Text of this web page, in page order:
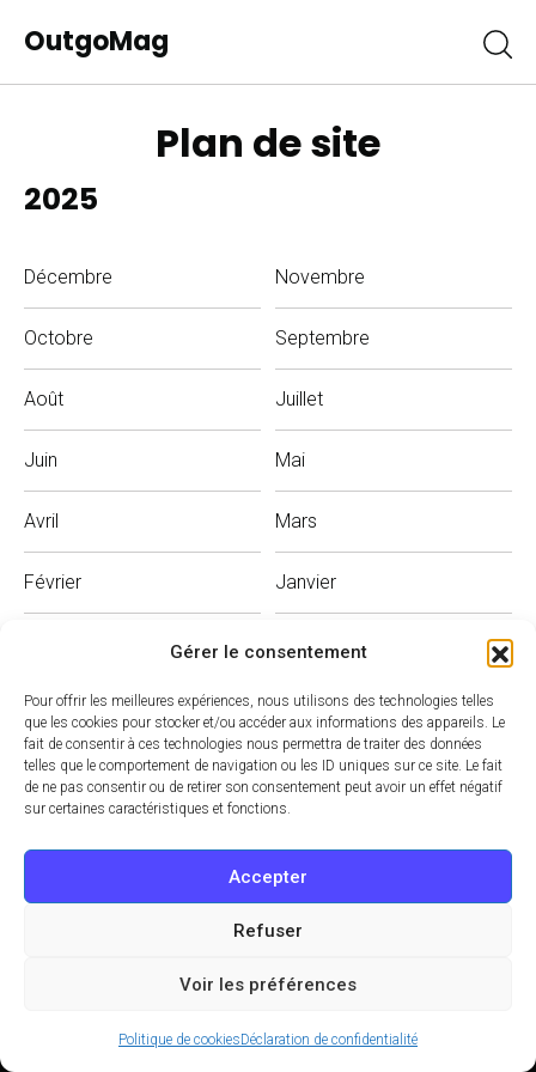
Gérer le consentement
Pour offrir les meilleures expériences, nous utilisons des technologies telles
que les cookies pour stocker et/ou accéder aux informations des appareils. Le
fait de consentir à ces technologies nous permettra de traiter des données
telles que le comportement de navigation ou les ID uniques sur ce site. Le fait
de ne pas consentir ou de retirer son consentement peut avoir un effet négatif
sur certaines caractéristiques et fonctions.
Accepter
Refuser
Voir les préférences
Politique de cookiesDéclaration de confidentialité
OutgoMag
Plan de site
2025
Décembre Novembre
Octobre Septembre
Août Juillet
Juin Mai
Avril Mars
Février Janvier